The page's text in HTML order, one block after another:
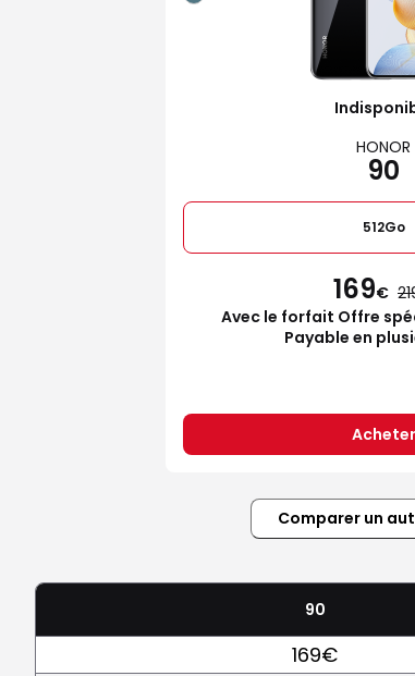
HONOR
90
512Go
169€
Avec le forfait Offre
Payable en
Acheter
Comparer un
90
169€